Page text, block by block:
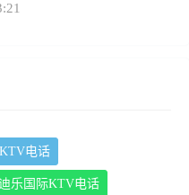
电话
乐国际KTV电话